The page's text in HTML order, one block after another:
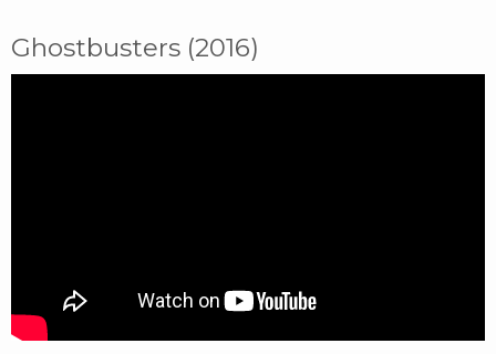
Ghostbusters (2016)